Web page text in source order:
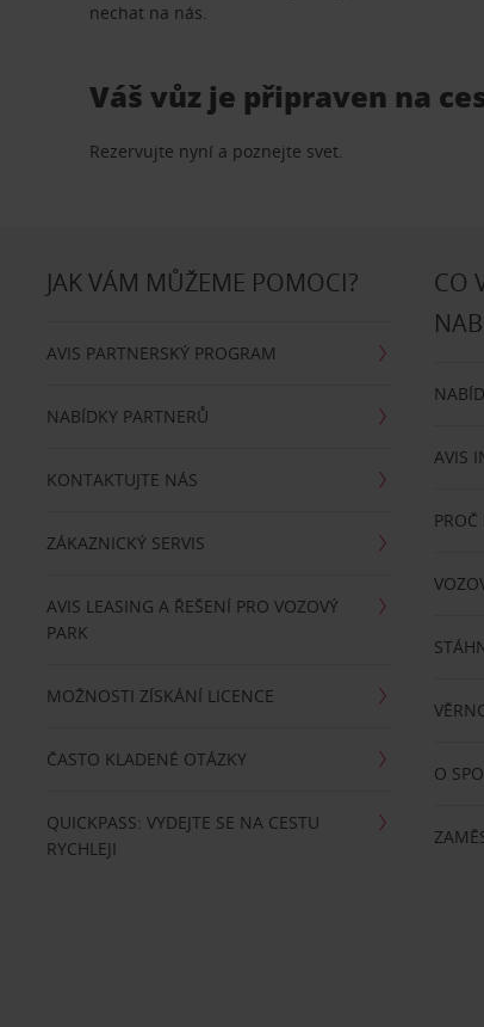
nechat na nás.
Váš vůz je připraven na
Rezervujte nyní a poznejte svet.
JAK VÁM MŮŽEME POMOCI?
AVIS PARTNERSKÝ PROGRAM
NABÍDKY PARTNERŮ
KONTAKTUJTE NÁS
ZÁKAZNICKÝ SERVIS
AVIS LEASING A ŘEŠENÍ PRO VOZOVÝ
PARK
MOŽNOSTI ZÍSKÁNÍ LICENCE
ČASTO KLADENÉ OTÁZKY
QUICKPASS: VYDEJTE SE NA CESTU
RYCHLEJI
CO
AVIS
PROČ
O